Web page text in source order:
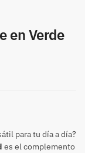
en Verde
para tu día a día?
es el complemento